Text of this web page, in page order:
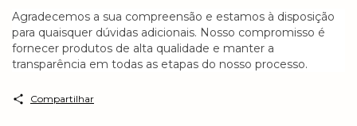
Agradecemos a sua compreensão e estamos à disposição
para quaisquer dúvidas adicionais. Nosso compromisso é
fornecer produtos de alta qualidade e manter a
transparência em todas as etapas do nosso processo.
Compartilhar